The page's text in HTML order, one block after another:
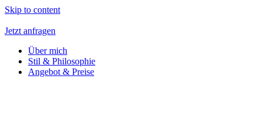
Skip to content
Jetzt anfragen
Über mich
Stil & Philosophie
Angebot & Preise